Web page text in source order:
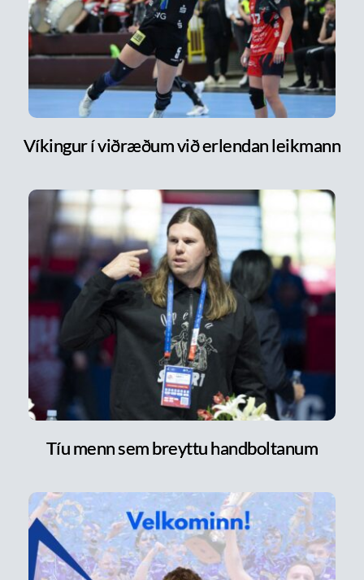
Víkingur í viðræðum við erlendan leikmann
Tíu menn sem breyttu handboltanum